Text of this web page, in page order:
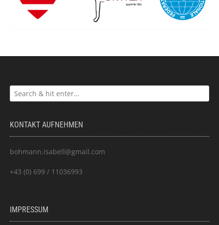
KONTAKT AUFNEHMEN
bohmann.isabell@gmail.com
+43 (0) 699 / 11036993
IMPRESSUM